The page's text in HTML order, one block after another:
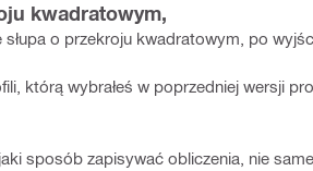
kwadratowym,
o przekroju kwadratowym, po
którą wybrałeś w poprzedniej wersji
sposób zapisywać obliczenia, nie